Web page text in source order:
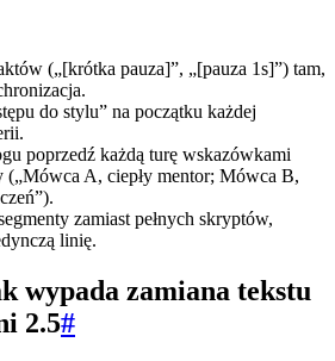
(„[krótka pauza]”, „[pauza 1s]”) tam,
do stylu” na początku każdej
poprzedź każdą turę wskazówkami
(„Mówca A, ciepły mentor; Mówca B,
zamiast pełnych skryptów,
linię.
wypada zamiana tekstu
2.5#